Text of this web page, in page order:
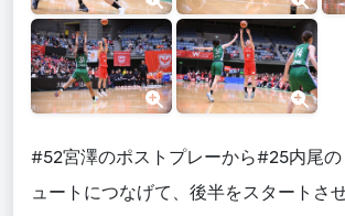
#52宮澤のポストプレーから#25内尾
ュートにつなげて、後半をスタートさ